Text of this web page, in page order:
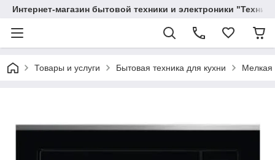
Интернет-магазин бытовой техники и электроники
Товары и услуги Бытовая техника для кухни Мелкая